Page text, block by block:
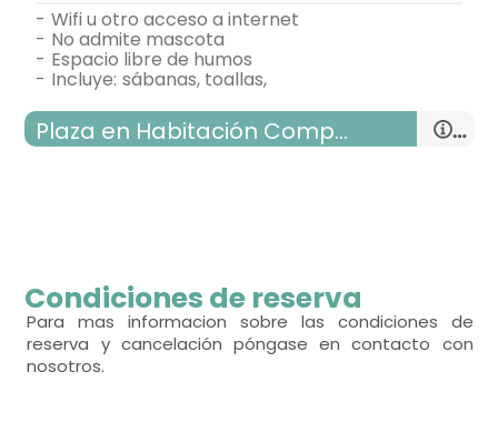
-
wifi u otro acceso a internet
- no admite mascota
- espacio libre de humos
- incluye: sábanas, toallas,
Plaza en Habitación Compartida
habitación con varias camas
- cama individual (90x190 cm.)
Calefacción,
Condiciones de reserva
Para mas informacion sobre las condiciones de
reserva y cancelación póngase en contacto con
nosotros.